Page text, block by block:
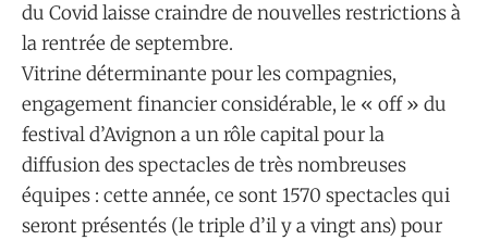
du Covid laisse craindre de nouvelles restrictions à
la rentrée de septembre.
Vitrine déterminante pour les compagnies,
engagement financier considérable, le « off » du
festival d’Avignon a un rôle capital pour la
diffusion des spectacles de très nombreuses
équipes : cette année, ce sont 1570 spectacles qui
seront présentés (le triple d’il y a vingt ans) pour